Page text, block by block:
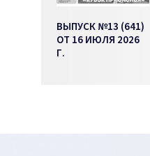
ВЫПУСК №13 (641)
ОТ 16 ИЮЛЯ 2026
Г.